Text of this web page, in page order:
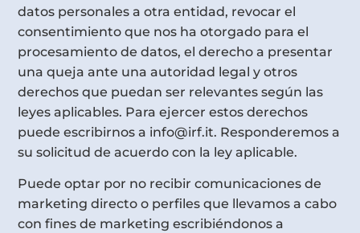
datos personales a otra entidad, revocar el
consentimiento que nos ha otorgado para el
procesamiento de datos, el derecho a presentar
una queja ante una autoridad legal y otros
derechos que puedan ser relevantes según las
leyes aplicables. Para ejercer estos derechos
puede escribirnos a info@irf.it. Responderemos a
su solicitud de acuerdo con la ley aplicable.
Puede optar por no recibir comunicaciones de
marketing directo o perfiles que llevamos a cabo
con fines de marketing escribiéndonos a